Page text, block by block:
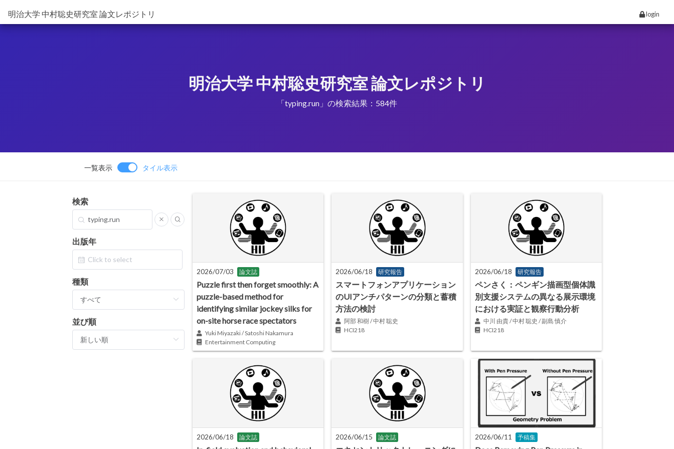
明治大学 中村聡史研究室 論文レポジトリ login
明治大学 中村聡史研究室 論文レポジトリ
「typing.run」の検索結果：584件
一覧表示 タイル表示
検索
出版年
種類
並び順
2026/07/03 論文誌
Puzzle first then forget smoothly: A
puzzle-based method for
identifying similar jockey silks for
on-site horse race spectators
Yuki Miyazaki / Satoshi Nakamura
Entertainment Computing
2026/06/18 研究報告
スマートフォンアプリケーション
のUIアンチパターンの分類と蓄積
方法の検討
阿部 和樹 / 中村 聡史
HCI218
2026/06/18 研究報告
ペンさく：ペンギン描画型個体識
別支援システムの異なる展示環境
における実証と観察行動分析
中川 由貴 / 中村 聡史 / 副島 慎介
HCI218
2026/06/18 論文誌 2026/06/15 論文誌 2026/06/11 予稿集